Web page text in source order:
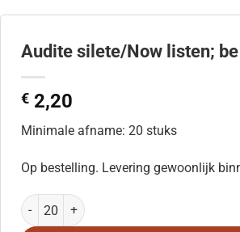
Audite silete/Now listen;
€ 2,20
Minimale afname: 20 stuks
Op bestelling. Levering gewoonlijk
Audite silete/Now listen; be Quiet aantal